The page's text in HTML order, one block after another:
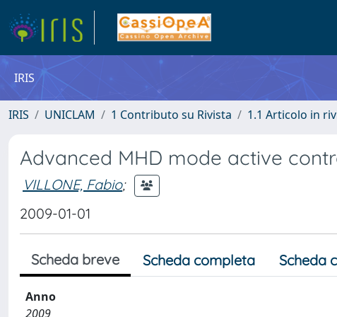
IRIS
IRIS UNICLAM 1 Contributo su Rivista 1.1 Articolo in
Advanced MHD mode active
VILLONE, Fabio;
2009-01-01
Scheda breve Scheda completa Scheda
Anno
2009